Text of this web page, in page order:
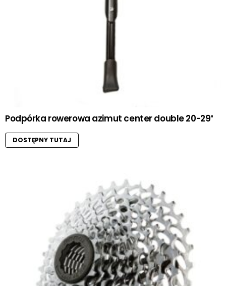
Podpórka rowerowa azimut center double 20-29″
DOSTĘPNY TUTAJ